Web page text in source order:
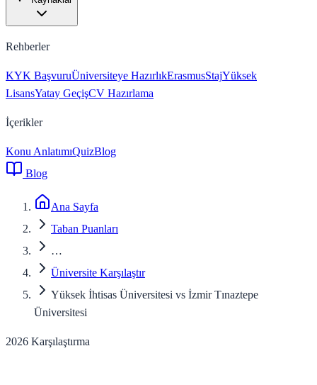
Rehberler
KYK BaşvuruÜniversiteye HazırlıkErasmusStajYüksek
LisansYatay GeçişCV Hazırlama
İçerikler
Konu AnlatımıQuizBlog
Blog
Ana Sayfa
Taban Puanları
…
Üniversite Karşılaştır
Yüksek İhtisas Üniversitesi vs İzmir Tınaztepe
Üniversitesi
2026 Karşılaştırma